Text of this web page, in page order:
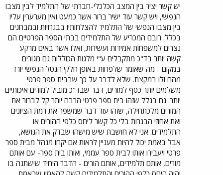
יש קשר יציר בין המצב הכלכלי-חברתי של התלמיד לבין מצבו
הנפשי, ויש קשר עוד ישיר ברור אשר כמעט ואין מערערין עליו
בין מצבו הנפשי של התלמיד להצלחותיו בבגרויות ובמבחנים
בכלל. רובם המכריע של התלמידים בבתי הספר הפרטיים הם
נצרים למשפחות אמידות ועשירות, ואלו אשר באים מרקע
קשה יותר בד"כ מתקבלים ע"י מלגות הכוללות גם מגורים
במקום - מה שאומר שלפחות באופן חלקי הנטל הנפשי יורד
מהם ולו במקצת. שלא לדבר על כך שבבית ספר פרטי
משלמים יותר כסף למורים, דבר שבד"כ מוביל למורים איכותיים
יותר. גם בגלל שזהו בית ספר פרטי הרבה יותר קל לברור את
המורים מלכתחילה, שזהו עוד דבר שמשפר את רמת הציונים
ואת אחוזי הבגרות בלי כל קשר ליחס כלפי ההורים או
התלמידים. אני לא חושבת שיש מישהו שבדק את הנושא,
אבל באמת יכול להיות מעניין לראות אם יקחו מנהל מבית ספר
פרטי ויעבירו אותו לבית ספר עממי, ואותו בית ספר- עם אותם
מורים, אותם תלמידים, אותם הורים - הדבר היחיד שישתנה בו